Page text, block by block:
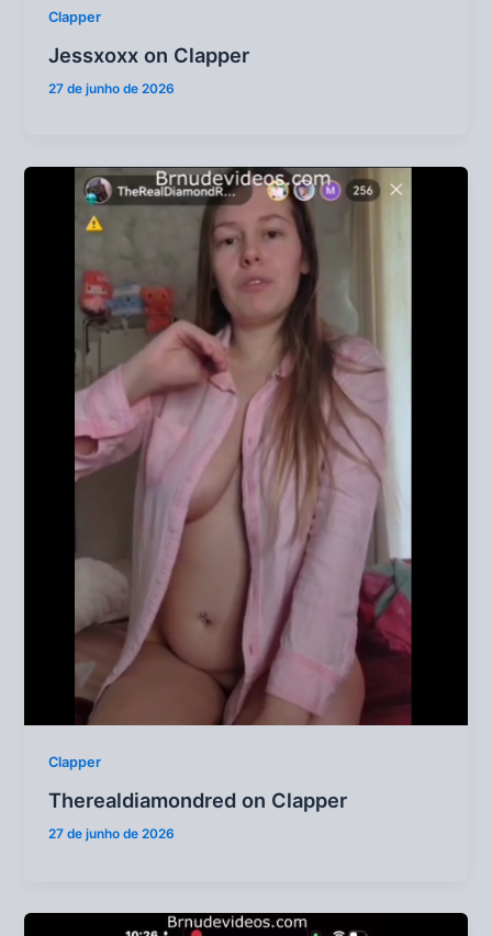
Clapper
Jessxoxx on Clapper
27 de junho de 2026
Clapper
Therealdiamondred on Clapper
27 de junho de 2026